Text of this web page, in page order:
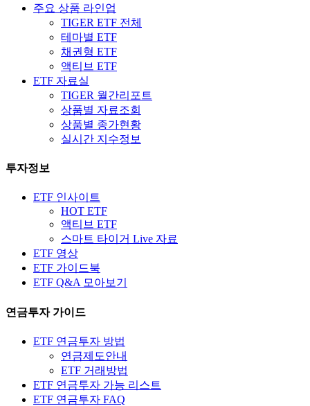
주요 상품 라인업
TIGER ETF 전체
테마별 ETF
채권형 ETF
액티브 ETF
ETF 자료실
TIGER 월간리포트
상품별 자료조회
상품별 종가현황
실시간 지수정보
투자정보
ETF 인사이트
HOT ETF
액티브 ETF
스마트 타이거 Live 자료
ETF 영상
ETF 가이드북
ETF Q&A 모아보기
연금투자 가이드
ETF 연금투자 방법
연금제도안내
ETF 거래방법
ETF 연금투자 가능 리스트
ETF 연금투자 FAQ